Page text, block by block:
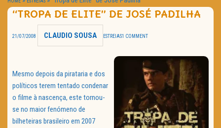
HOME CINEMA
NOTA PESSOAL
Política de Privacidade
“TROPA DE ELITE” DE JOSÉ PADILHA
21/07/2008 CLAUDIO SOUSA ESTREIAS1 COMMENT
Mesmo depois da pirataria e dos
políticos terem tentado condenar
o filme à nascença, este tornou-
se no maior fenómeno de
bilheteiras brasileiro em 2007